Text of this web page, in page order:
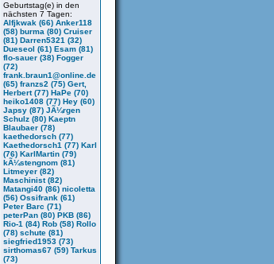
Geburtstag(e) in den
nächsten 7 Tagen:
Alfjkwak (66) Anker118
(58) burma (80) Cruiser
(81) Darren5321 (32)
Dueseol (61) Esam (81)
flo-sauer (38) Fogger
(72)
frank.braun1@online.de
(65) franzs2 (75) Gert,
Herbert (77) HaPe (70)
heiko1408 (77) Hey (60)
Japsy (87) JÃ¼rgen
Schulz (80) Kaeptn
Blaubaer (78)
kaethedorsch (77)
Kaethedorsch1 (77) Karl
(76) KarlMartin (79)
kÃ¼stengnom (81)
Litmeyer (82)
Maschinist (82)
Matangi40 (86) nicoletta
(56) Ossifrank (61)
Peter Barc (71)
peterPan (80) PKB (86)
Rio-1 (84) Rob (58) Rollo
(78) schute (81)
siegfried1953 (73)
sirthomas67 (59) Tarkus
(73)